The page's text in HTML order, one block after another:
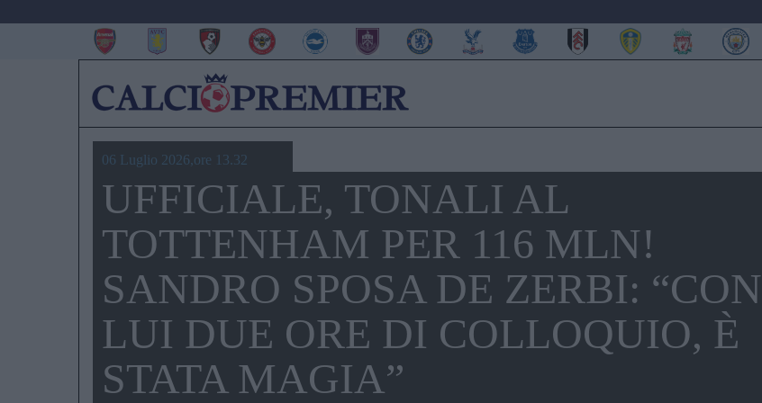
06 Luglio 2026,ore 13.32
UFFICIALE, TONALI AL
TOTTENHAM PER 116 MLN!
SANDRO SPOSA DE ZERBI: “CON
LUI DUE ORE DI COLLOQUIO, È
STATA MAGIA”